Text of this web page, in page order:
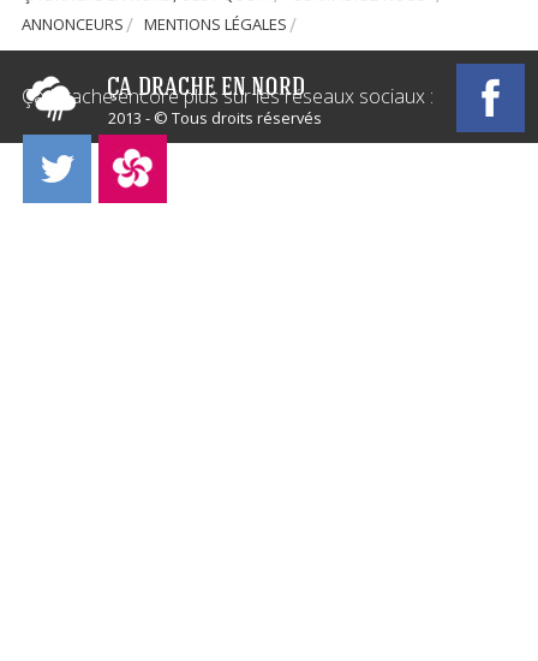
ANNONCEURS
MENTIONS LÉGALES
2013 - © Tous droits réservés
Ça Drache encore plus sur les réseaux sociaux :